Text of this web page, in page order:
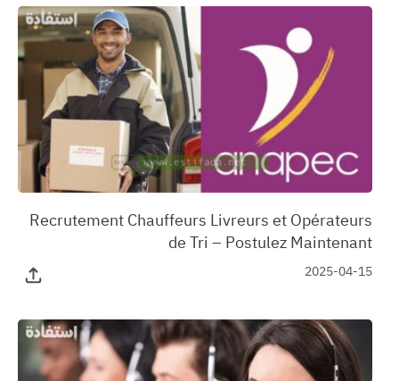
‏Recrutement Chauffeurs Livreurs et Opérateurs
de Tri – Postulez Maintenant
2025-04-15